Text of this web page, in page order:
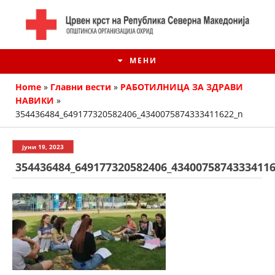
МЕНИ
ИСТОРИЈАТ НА ЦКРМ
ИСТОРИЈАТ НА ДВИЖЕЊЕТО
Home » Главни вести » РАБОТИЛНИЦА ЗА ЗДРАВИ
НАВИКИ »
354436484_649177320582406_4340075874333411622_n
јуни 19, 2023